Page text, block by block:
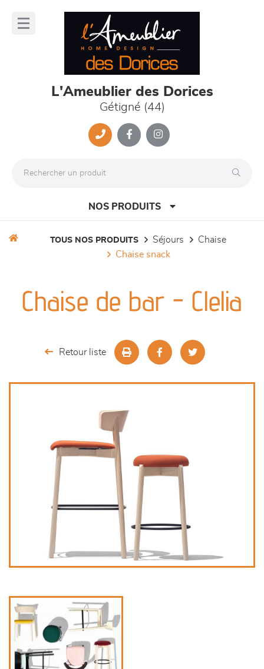
L'Ameublier des Dorices
Gétigné (44)
NOS PRODUITS
séjours
chambres et dressing
décoration
TOUS NOS PRODUITS séjours
chaise
chaise snack
Chaise de bar - Clelia
Retour liste